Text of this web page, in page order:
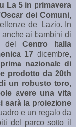
La 5 in primavera
dei Comuni,
del Lazio. In
ai bambini di
delCentro Italia
17 dicembre,
nazionale di
prodotto da 20th
un robusto toro,
avere una vita
sarà la proiezione
e un regalo da
del parco sotto il